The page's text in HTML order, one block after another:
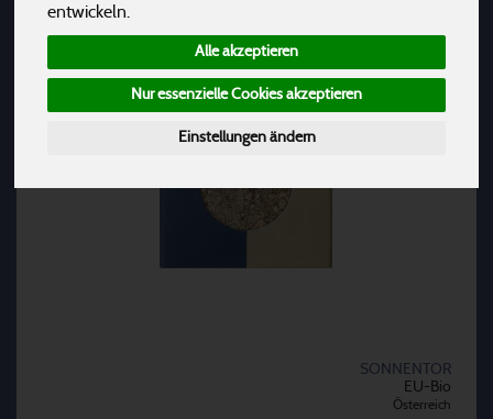
entwickeln.
Alle akzeptieren
Nur essenzielle Cookies akzeptieren
Einstellungen ändern
SONNENTOR
EU-Bio
Österreich